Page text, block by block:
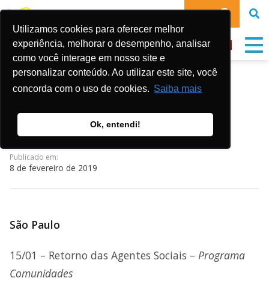
Utilizamos cookies para oferecer melhor
experiência, melhorar o desempenho, analisar
como você interage em nosso site e
personalizar conteúdo. Ao utilizar este site, você
concorda com o uso de cookies. Saiba mais
Ok, entendi!
DOE
AGENDA DE
FEVEREIRO/2019
Publicado em:
8 de fevereiro de 2019
São Paulo
15/01 – Retorno das Agentes Sociais – Programa
Comunidades